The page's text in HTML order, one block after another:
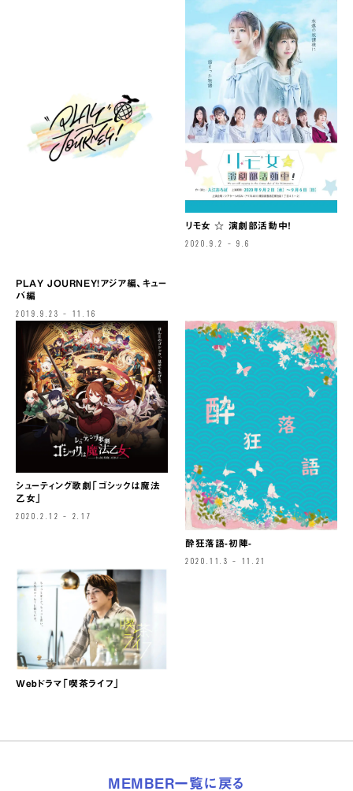
PLAY JOURNEY!アジア編、キュー
バ編
2019.9.23 – 11.16
リモ女 ☆ 演劇部活動中！
2020.9.2 – 9.6
シューティング歌劇「ゴシックは魔法
乙女」
2020.2.12 – 2.17
酔狂落語-初陣-
2020.11.3 – 11.21
Webドラマ「喫茶ライフ」
MEMBER一覧に戻る